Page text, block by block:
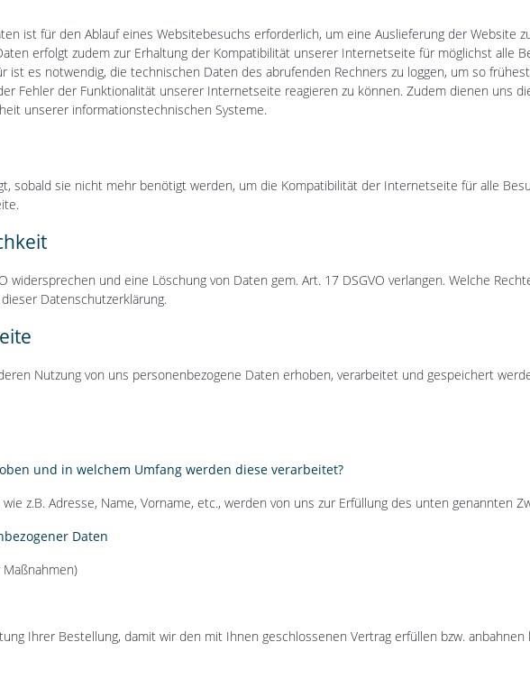
ist für den Ablauf eines Websitebesuchs erforderlich, um eine Auslieferung der Website
erfolgt zudem zur Erhaltung der Kompatibilität unserer Internetseite für möglichst alle
ist es notwendig, die technischen Daten des abrufenden Rechners zu loggen, um so
Fehler der Funktionalität unserer Internetseite reagieren zu können. Zudem dienen uns
unserer informationstechnischen Systeme.
sobald sie nicht mehr benötigt werden, um die Kompatibilität der Internetseite für alle
widersprechen und eine Löschung von Daten gem. Art. 17 DSGVO verlangen. Welche
Datenschutzerklärung.
Nutzung von uns personenbezogene Daten erhoben, verarbeitet und gespeichert
und in welchem Umfang werden diese verarbeitet?
z.B. Adresse, Name, Vorname, etc., werden von uns zur Erfüllung des unten genannten
Daten
Ihrer Bestellung, damit wir den mit Ihnen geschlossenen Vertrag erfüllen bzw. anbahnen